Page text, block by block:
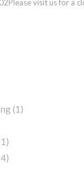
visit us for a
(1)